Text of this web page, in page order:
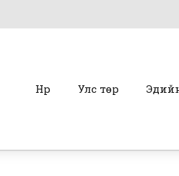
Нүүр Улс төр